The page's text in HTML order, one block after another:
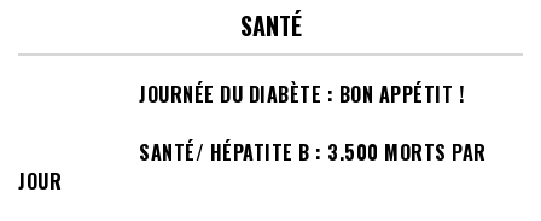
SANTÉ
JOURNÉE DU DIABÈTE : BON APPÉTIT !
SANTÉ/ HÉPATITE B : 3.500 MORTS PAR
JOUR